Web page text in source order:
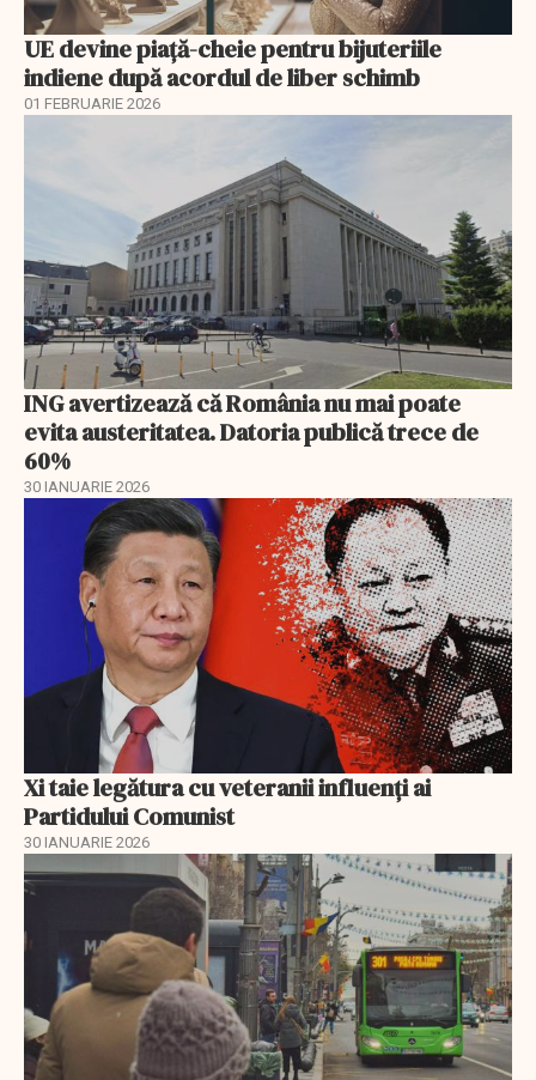
UE devine piață-cheie pentru bijuteriile
indiene după acordul de liber schimb
01 FEBRUARIE 2026
ING avertizează că România nu mai poate
evita austeritatea. Datoria publică trece de
60%
30 IANUARIE 2026
Xi taie legătura cu veteranii influenți ai
Partidului Comunist
30 IANUARIE 2026